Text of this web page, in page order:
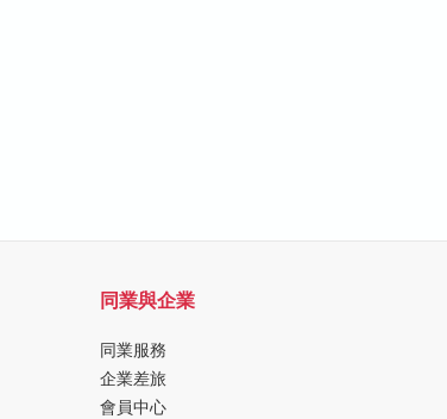
同業與企業
同業服務
企業差旅
會員中心